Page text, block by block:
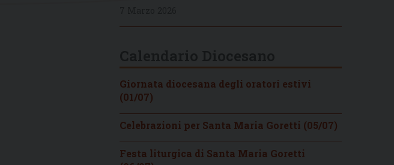
Giornata diocesana degli oratori estivi
(01/07)
Celebrazioni per Santa Maria Goretti (05/07)
Festa liturgica di Santa Maria Goretti